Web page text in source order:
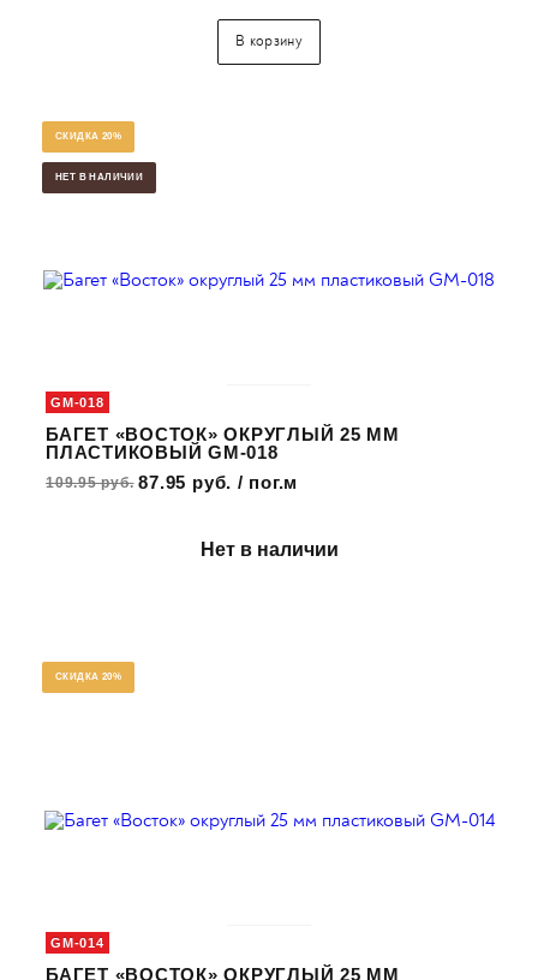
В корзину
СКИДКА 20%
НЕТ В НАЛИЧИИ
GM-018
БАГЕТ «ВОСТОК» ОКРУГЛЫЙ 25 ММ
ПЛАСТИКОВЫЙ GM-018
109.95 руб. 87.95 руб. / пог.м
Нет в наличии
СКИДКА 20%
GM-014
БАГЕТ «ВОСТОК» ОКРУГЛЫЙ 25 ММ